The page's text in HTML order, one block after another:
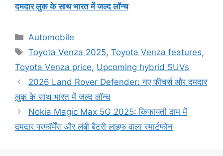
दमदार लुक के साथ भारत में जल्द लॉन्च
Categories
Automobile
Tags
Toyota Venza 2025,Toyota Venza features,
Toyota Venza price, Upcoming hybrid SUVs
2026 Land Rover Defender: नए फीचर्स और दमदार
लुक के साथ भारत में जल्द लॉन्च
Nokia Magic Max 5G 2025: किफायती दाम में
दमदार परफॉर्मेंस और लंबी बैटरी लाइफ वाला स्मार्टफोन